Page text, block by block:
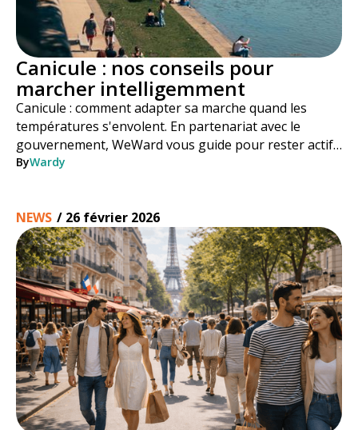
Canicule : nos conseils pour
marcher intelligemment
Canicule : comment adapter sa marche quand les
températures s'envolent. En partenariat avec le
gouvernement, WeWard vous guide pour rester actif
en toute sécurité tout l'été.
ByWardy
NEWS / 26 février 2026